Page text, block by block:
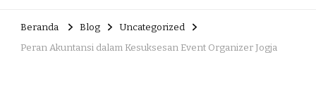
Beranda Blog
Uncategorized
Peran Akuntansi dalam Kesuksesan Event Organizer Jogja